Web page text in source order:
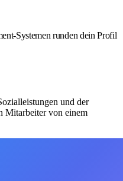
Systemen runden dein Profil
und der
Mitarbeiter von einem